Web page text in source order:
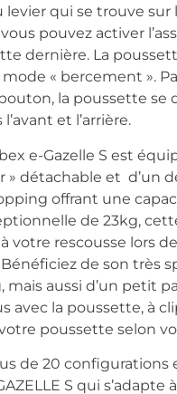
qui se trouve sur
pouvez activer
dernière. La
« bercement ».
la poussette se
et l’arrière.
e-Gazelle S est
» détachable et d’un
offrant une
de 23kg,
votre rescousse lors
de son très
mais aussi d’un petit
avec la poussette, à
poussette selon
de 20 configurations
S qui s’adapte